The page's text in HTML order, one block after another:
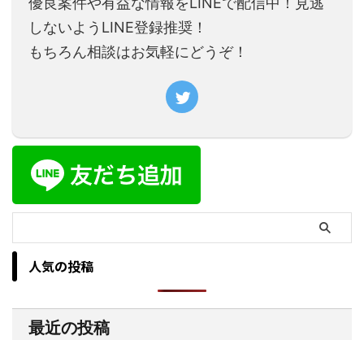
しないようLINE登録推奨！
もちろん相談はお気軽にどうぞ！
人気の投稿
最近の投稿